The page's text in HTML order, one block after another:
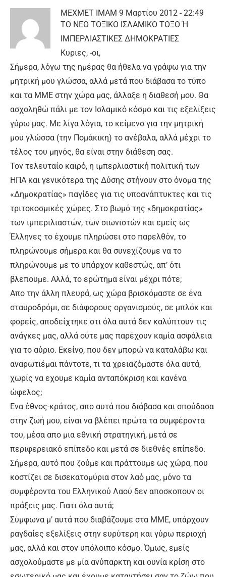
MEXMET IMAM 9 Μαρτίου 2012 - 22:49
ΤΟ ΝΕΟ ΤΟΞΙΚΟ ΙΣΛΑΜΙΚΟ ΤΟΞΟ Ή
ΙΜΠΕΡΛΙΑΣΤΙΚΕΣ ΔΗΜΟΚΡΑΤΙΕΣ
Κυριες, -οι,
Σήμερα, λόγω της ημέρας θα ήθελα να γράψω για την
μητρική μου γλώσσα, αλλά μετά που διάβασα το τύπο
και τα ΜΜΕ στην χώρα μας, άλλαξε η διαθεσή μου. Θα
ασχοληθώ πάλι με τον Ισλαμικό κόσμο και τις εξελίξεις
γύρω μας. Με λίγα λόγια, το κείμενο για την μητρική
μου γλώσσα (την Πομάκικη) το ανέβαλα, αλλά μέχρι το
τέλος του μηνός, θα είναι στην διάθεση σας.
Τον τελευταίο καιρό, η ιμπερλιαστική πολιτική των
ΗΠΑ και γενικότερα της Δύσης στήνουν στο όνομα της
«Δημοκρατίας» παγίδες για τις υποανάπτυκτες και τις
τριτοκοσμικές χώρες. Στο βωμό της «δημοκρατίας»
των ιμπεριλιαστών, των σιωνιστών και εμείς ως
Έλληνες το έχουμε πληρώσει στο παρελθόν, το
πληρώνουμε σήμερα και θα συνεχίζουμε να το
πληρώνουμε με το υπάρχον καθεστώς, απ’ ότι
βλεπουμε. Αλλά, το ερώτημα είναι μέχρι πότε;
Απο την άλλη πλευρά, ως χώρα βρισκόμαστε σε ένα
σταυροδρόμι, σε διάφορους οργανισμούς, σε μπλόκ και
φορείς, αποδείχτηκε οτι όλα αυτά δεν καλύπτουν τις
ανάγκες μας, αλλά ούτε μας παρέχουν καμία ασφάλεια
για το αύριο. Εκείνο, που δεν μπορώ να καταλάβω και
αναρωτιέμαι πάντοτε, τι τα χρειαζόμαστε όλα αυτά,
χωρίς να εχουμε καμία ανταπόκριση και κανένα
ώφελος;
Ενα έθνος-κράτος, απο αυτά που διάβασα και σπούδασα
στην ζωή μου, είναι να βλέπει πρώτα τα συμφέροντα
του, μέσα απο μια εθνική στρατηγική, μετά σε
περιφερειακό επίπεδο και μετά σε διεθνές επίπεδο.
Σήμερα, αυτό που ζούμε και πράττουμε ως χώρα, που
κοστίζει σε δισεκατομύρια στον λαό μας, μόνο τα
συμφέροντα του Ελληνικού Λαού δεν αποσκοπουν οι
πράξεις μας. Γιατι όλα αυτά;
Σύμφωνα μ’ αυτά που διαβάζουμε στα ΜΜΕ, υπάρχουν
ραγδαίες εξελίξεις στην ευρύτερη και γύρω περιοχή
μας, αλλά και στον υπόλοιπο κόσμο. Όμως, εμείς
ασχολούμαστε με μία ανύπαρκτη και ουνία κρίση στο